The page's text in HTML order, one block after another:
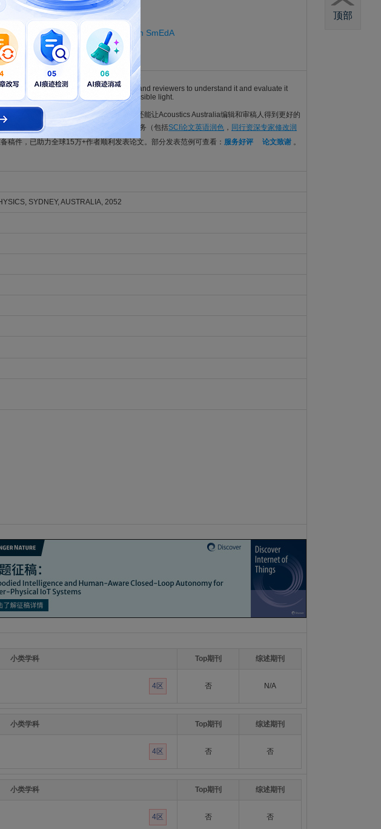
026-00377-3
System in Mid-Frequency Based on SmEdA
Zhao, Guozhong
026-00387-1
gives it its best chance for editors and reviewers to understand it and evaluate it
them present their results in the best possible light.
能满足Acoustics Australia的语言要求，还能让Acoustics Australia编辑和审稿人得到更好的
公正评估。LetPub的专业SCI论文编辑服务（包括SCI论文英语润色 ， 同行资深专家修改润
稿件，已助力全球15万+作者顺利发表论文。部分发表范例可查看： 服务好评 论文致谢 。
SYDNEY, AUSTRALIA, 2052
小类学科 Top期刊 综述期刊
4区 否 N/A
小类学科 Top期刊 综述期刊
4区 否 否
小类学科 Top期刊 综述期刊
4区 否 否
顶部